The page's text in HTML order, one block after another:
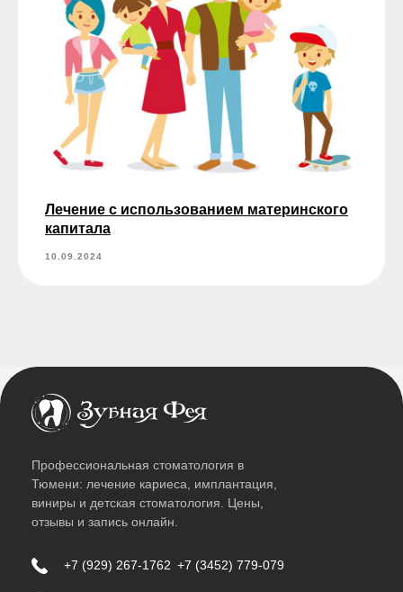
Лечение с использованием материнского
капитала
10.09.2024
+7 (3452) 779-079
+7 (929) 267-1762
Профессиональная стоматология в
Тюмени: лечение кариеса, имплантация,
виниры и детская стоматология. Цены,
отзывы и запись онлайн.